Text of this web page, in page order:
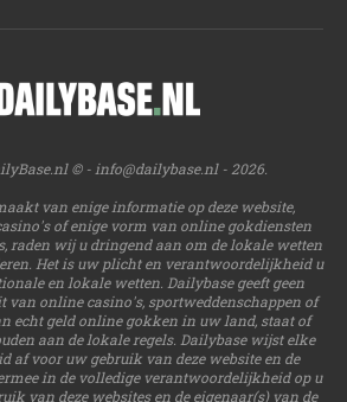
© - info@dailybase.nl- 2026.
van enige informatie op deze website,
of enige vorm van online gokdiensten
raden wij u dringend aan om de lokale wetten
Het is uw plicht en verantwoordelijkheid u
en lokale wetten. Dailybase geeft geen
van online casino's, sportweddenschappen of
echt geld online gokken in uw land, staat of
aan de lokale regels. Dailybase wijst elke
af voor uw gebruik van deze website en de
in de volledige verantwoordelijkheid op u
van deze websites en de eigenaar(s) van de